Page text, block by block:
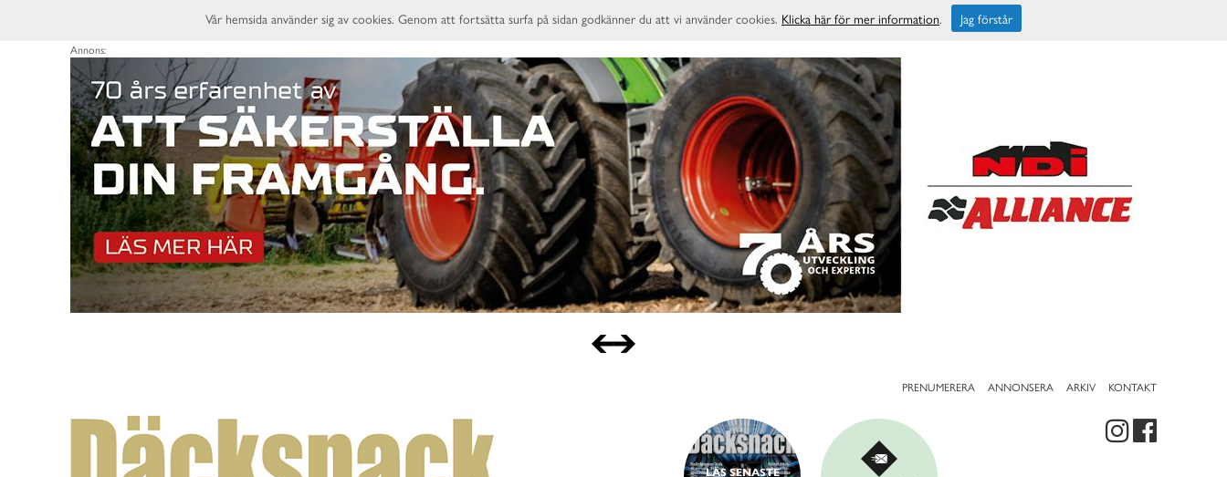
Annons:
PRENUMERERA ANNONSERA ARKIV KONTAKT
LÄS SENASTE
Vår hemsida använder sig av cookies. Genom att fortsätta surfa på sidan godkänner du att vi använder cookies. Klicka här för mer information. Jag förstår